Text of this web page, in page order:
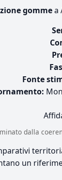
gommea
Fonte
dalla
un